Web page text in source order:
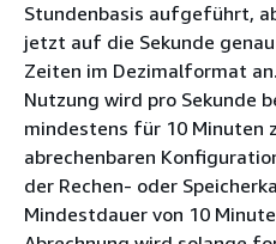
Stundenbasis aufgeführt,
jetzt auf die Sekunde
Zeiten im Dezimalformat
Nutzung wird pro Sekunde
mindestens für 10 Minuten
abrechenbaren
der Rechen- oder
Mindestdauer von 10